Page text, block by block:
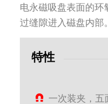
电永磁吸盘表面的环
过缝隙进入磁盘内部。
特性
一次装夹，五